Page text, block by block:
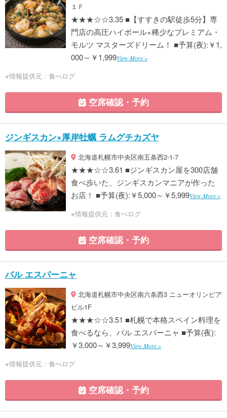
１Ｆ
★★★☆☆3.35 ■【すすきの駅徒歩5分】専
門店の高圧ハイボール×稀少なプレミアム・
モルツ マスターズドリーム！ ■予算(夜):￥1,
000～￥1,999View More »
※情報提供元：食べログ
空席確認・予約
ジンギスカン×厚岸牡蠣 ラムグチカズヤ
北海道札幌市中央区南五条西2-1-7
★★★☆☆3.61 ■ジンギスカン屋を300店舗
食べ歩いた、ジンギスカンマニアが作った
お店！ ■予算(夜):￥5,000～￥5,999View More »
※情報提供元：食べログ
空席確認・予約
バル エスパーニャ
北海道札幌市中央区南六条西3 ニューオリンピア
ビル1F
★★★☆☆3.51 ■札幌で本格スペイン料理を
食べるなら、バル エスパーニャ ■予算(夜):
￥3,000～￥3,999View More »
※情報提供元：食べログ
空席確認・予約